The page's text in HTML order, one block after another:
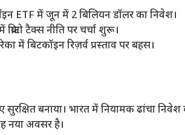
ETF में जून में 2 बिलियन डॉलर का निवेश।
क्रिप्टो टैक्स नीति पर चर्चा शुरू।
में बिटकॉइन रिज़र्व प्रस्ताव पर बहस।
सुरक्षित बनाया। भारत में नियामक ढांचा निवेश
नया अवसर है।